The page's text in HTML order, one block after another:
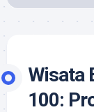
Wisata
100: